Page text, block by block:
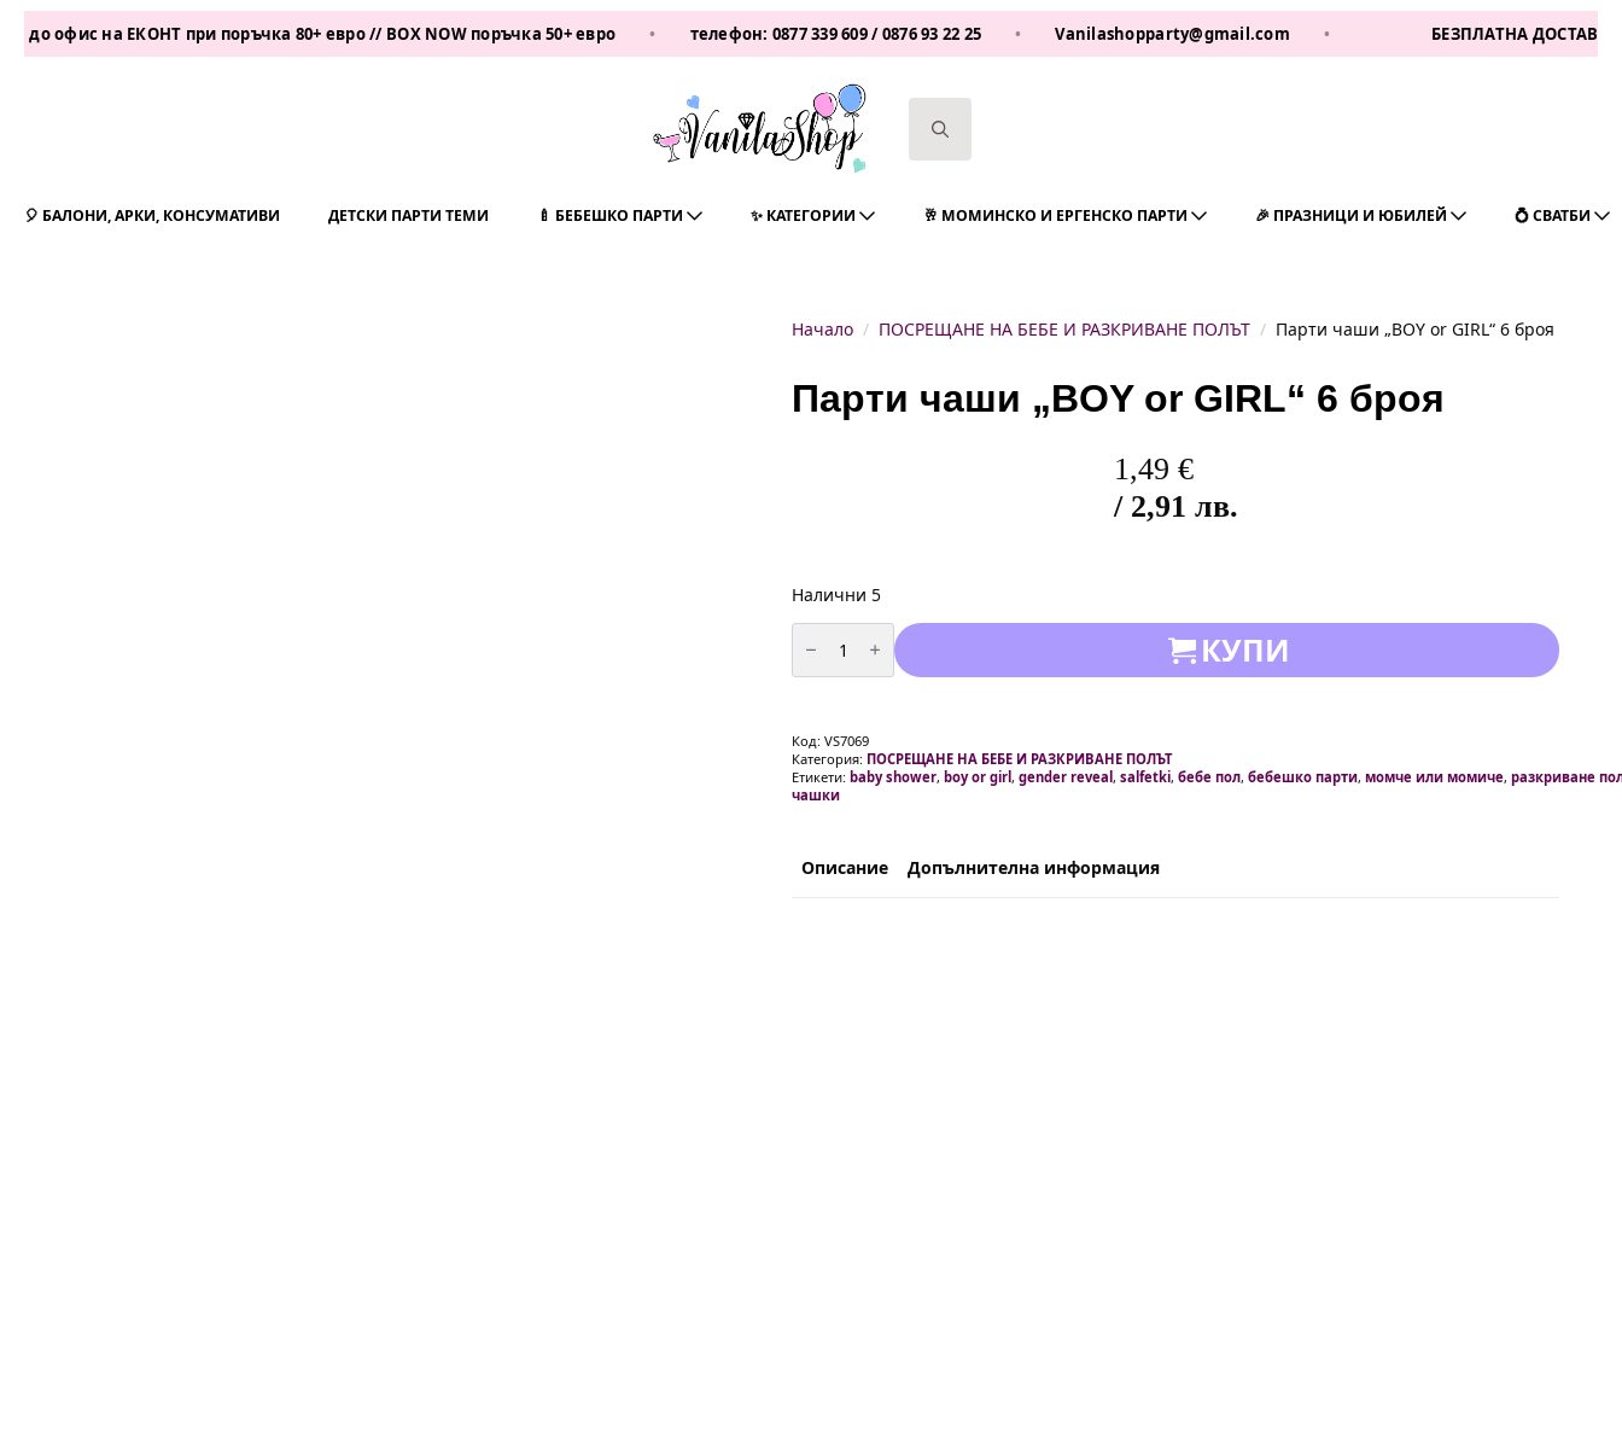
на ЕКОНТ при поръчка 80+ евро // BOX NOW поръчка 50+ евро • телефон:0877 339 609/0876 93 22 25 • Vanilashopparty@gmail.com • БЕЗПЛАТНА ДОСТАВКА ЗА 1
🎈 БАЛОНИ, АРКИ, КОНСУМАТИВИ ДЕТСКИ ПАРТИ ТЕМИ 🍼 БЕБЕШКО ПАРТИ ✨ КАТЕГОРИИ 🥂 МОМИНСКО И ЕРГЕНСКО ПАРТИ 🎉 ПРАЗНИЦИ И ЮБИЛЕЙ 💍 СВАТБИ
Начало ПОСРЕЩАНЕ НА БЕБЕ И РАЗКРИВАНЕ ПОЛЪТ Парти чаши „BOY or GIRL“ 6 броя
Парти чаши „BOY or GIRL“ 6 броя
1,49 €
/ 2,91 лв.
Налични 5
количество
за
Парти
чаши
GIRL"
6
броя
КУПИ
Код: VS7069
Категория: ПОСРЕЩАНЕ НА БЕБЕ И РАЗКРИВАНЕ ПОЛЪТ
Етикети: baby shower, boy or girl , gender reveal , salfetki, бебе пол, бебешко парти, момче или момиче, разкриване
чашки
Описание Допълнителна информация